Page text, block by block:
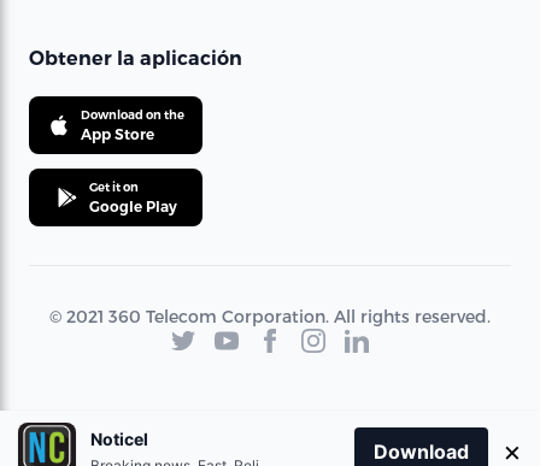
Obtener la aplicación
Download on the
App Store
Get it on
Google Play
© 2021 360 Telecom Corporation. All rights reserved.
Noticel
Download ×